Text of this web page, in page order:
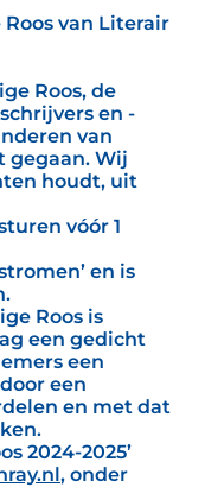
van Literair
Roos, de
en -
van
gegaan. Wij
houdt, uit
vóór 1
en is
Roos is
een gedicht
een
een
en met dat
2024-2025’
, onder